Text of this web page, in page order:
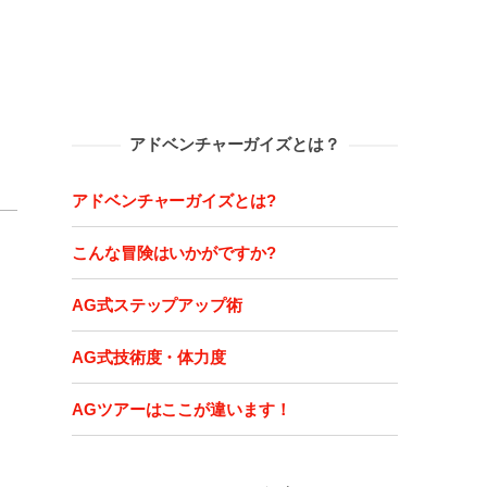
アドベンチャーガイズとは？
アドベンチャーガイズとは?
こんな冒険はいかがですか?
AG式ステップアップ術
AG式技術度・体力度
AGツアーはここが違います！